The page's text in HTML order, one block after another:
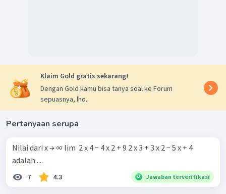
Klaim Gold gratis sekarang!
Dengan Gold kamu bisa tanya soal ke Forum
sepuasnya, lho.
Pertanyaan serupa
Nilai dari x → ∞ lim ​ 2 x 4 − 4 x 2 + 9 2 x 3 + 3 x 2 − 5 x + 4 ​
adalah ....
7 4.3 Jawaban terverifikasi